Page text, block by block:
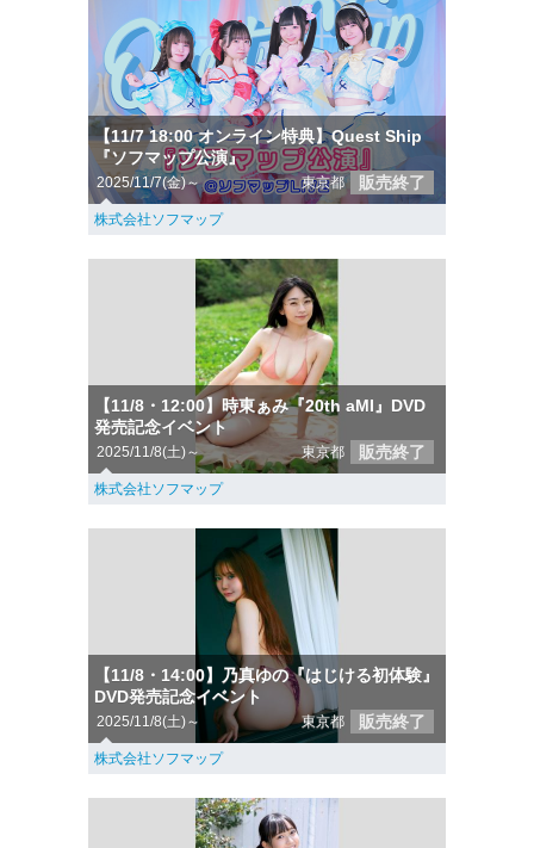
【11/7 18:00 オンライン特典】Quest Ship
『ソフマップ公演』
2025/11/7(金)～ 東京都 販売終了
株式会社ソフマップ
【11/8・12:00】時東ぁみ『20th aMI』DVD
発売記念イベント
2025/11/8(土)～ 東京都 販売終了
株式会社ソフマップ
【11/8・14:00】乃真ゆの『はじける初体験』
DVD発売記念イベント
2025/11/8(土)～ 東京都 販売終了
株式会社ソフマップ